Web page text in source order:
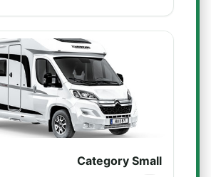
Category Small